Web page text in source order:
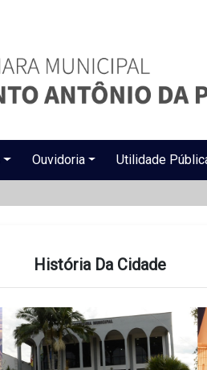
Ouvidoria Utilidade
História Da Cidade